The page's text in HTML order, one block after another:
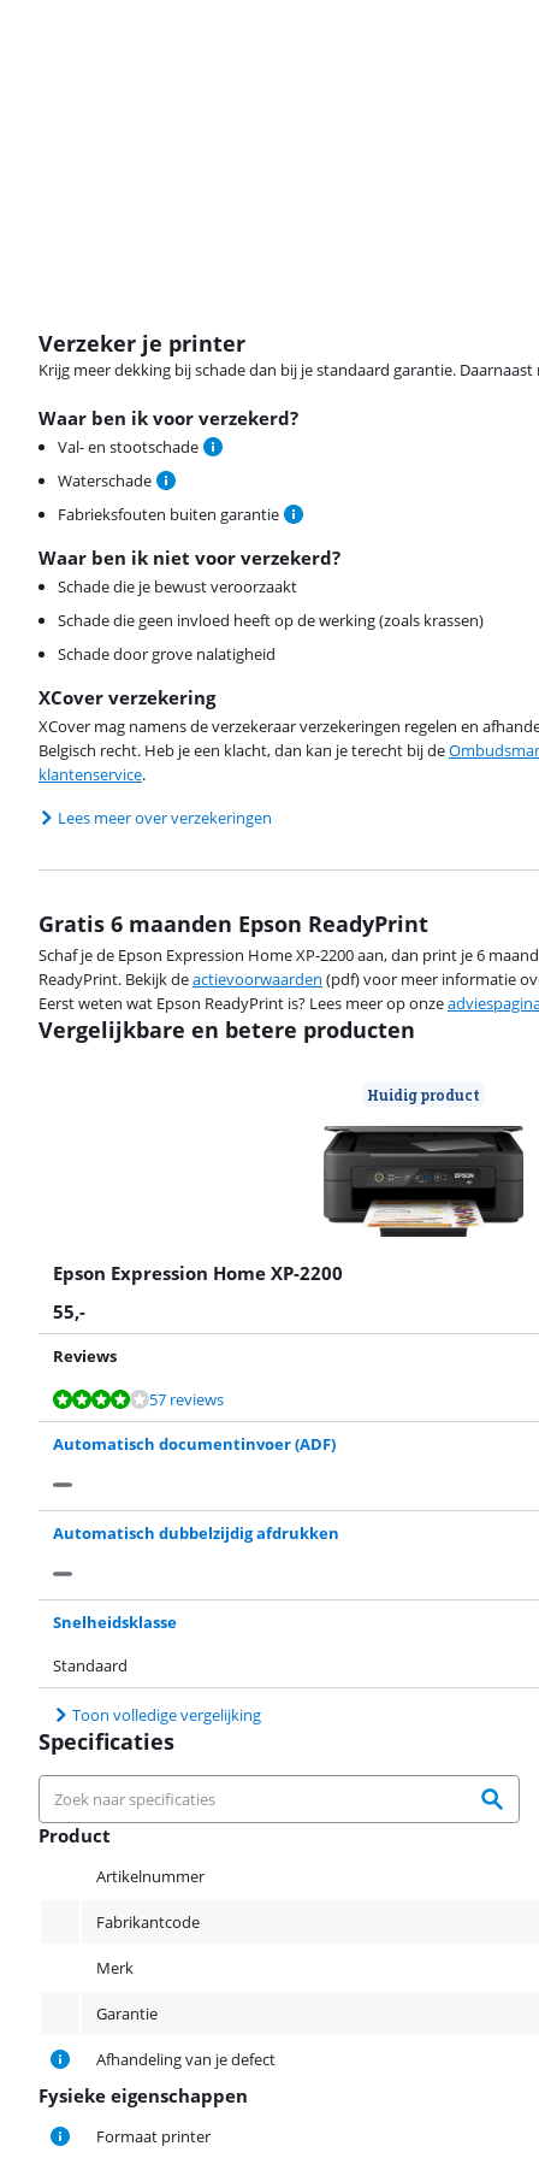
Verzeker je printer
Krijg meer dekking bij schade dan bij je standaard garantie.
Waar ben ik voor verzekerd?
Val- en stootschade
Waterschade
Fabrieksfouten buiten garantie
Waar ben ik niet voor verzekerd?
Schade die je bewust veroorzaakt
Schade die geen invloed heeft op de werking (zoals krassen)
Schade door grove nalatigheid
XCover verzekering
XCover mag namens de verzekeraar verzekeringen regelen en
Belgisch recht. Heb je een klacht, dan kan je terecht bij de
klantenservice.
Lees meer over verzekeringen
Gratis 6 maanden Epson ReadyPrint
Schaf je de Epson Expression Home XP-2200 aan, dan print je 6
ReadyPrint. Bekijk deactievoorwaarden (pdf) voor meer informatie
Eerst weten wat Epson ReadyPrint is? Lees meer op onze
Vergelijkbare en betere producten
Huidig product
Epson Expression Home XP-2200
55,-
Reviews
Beoordeling is 7,9 van de 10, gebaseerd op 57 reviews.
57 reviews
Beoordeling is 8,4 van de 10, gebaseerd op 29 reviews.
Automatisch documentinvoer (ADF)
Automatisch dubbelzijdig afdrukken
Snelheidsklasse
Standaard
Toon volledige vergelijking
Specificaties
Product
Artikelnummer
Fabrikantcode
Merk
Garantie
Afhandeling van je defect
Fysieke eigenschappen
Fysieke eigenschappen
Formaat printer